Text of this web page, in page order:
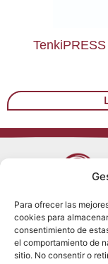
Para ofrecer las
cookies para
consentimiento de
el comportamiento de
sitio. No consentir o